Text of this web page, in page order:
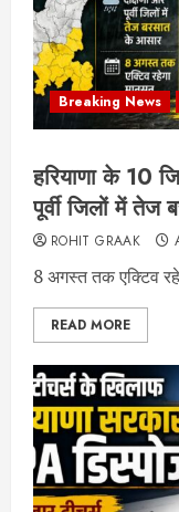
Breaking News
हरियाणा के 10
पूर्वी जिलों में
ROHIT GRAAK
8 अगस्त तक एक्टिव
READ MORE